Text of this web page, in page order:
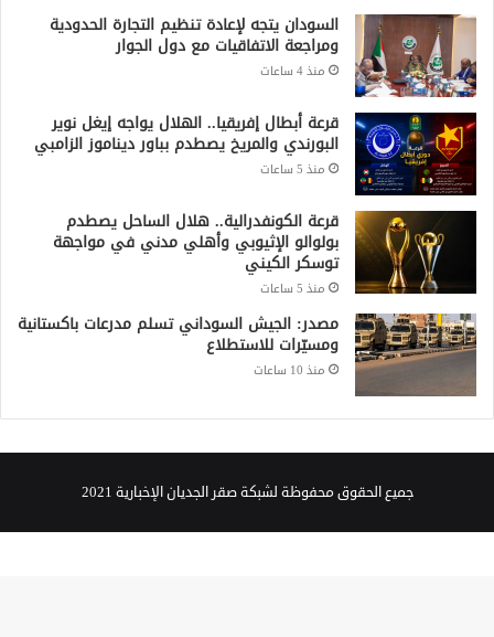
السودان يتجه لإعادة تنظيم التجارة الحدودية
ومراجعة الاتفاقيات مع دول الجوار
منذ 4 ساعات
قرعة أبطال إفريقيا.. الهلال يواجه إيغل نوير
البورندي والمريخ يصطدم بباور ديناموز الزامبي
منذ 5 ساعات
قرعة الكونفدرالية.. هلال الساحل يصطدم
بولوالو الإثيوبي وأهلي مدني في مواجهة
توسكر الكيني
منذ 5 ساعات
مصدر: الجيش السوداني تسلم مدرعات باكستانية
ومسيّرات للاستطلاع
منذ 10 ساعات
جميع الحقوق محفوظة لشبكة صقر الجديان الإخبارية 2021